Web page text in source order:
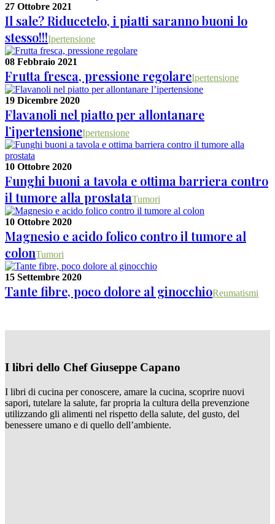
27 Ottobre 2021
Il sale? Riducetelo, i piatti saranno buoni lo
stesso!!!Ipertensione
08 Febbraio 2021
Frutta fresca, pressione regolareIpertensione
19 Dicembre 2020
Flavanoli nel piatto per allontanare
l’ipertensioneIpertensione
10 Ottobre 2020
Funghi buoni a tavola e ottima barriera contro
il tumore alla prostataTumori
10 Ottobre 2020
Magnesio e acido folico contro il tumore al
colonTumori
15 Settembre 2020
Tante fibre, poco dolore al ginocchioReumatismi
I libri dello Chef Giuseppe Capano
I libri di cucina per conoscere, amare la cucina, scoprire nuovi
sapori, tutelare la salute, far propria la cultura della prevenzione
utilizzando gli alimenti nel rispetto della salute, del gusto, del
benessere umano e di quello dell’ambiente.